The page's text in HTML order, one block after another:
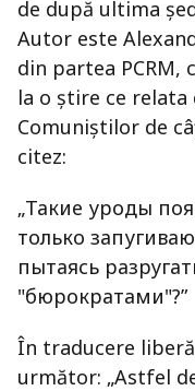
de după ultima
Autor este
din partea PCRM,
la o ştire ce
Comuniştilor de
citez:
„Такие уроды
только
пытаясь
"бюрократами"?”
În traducere
următor: „Astfel